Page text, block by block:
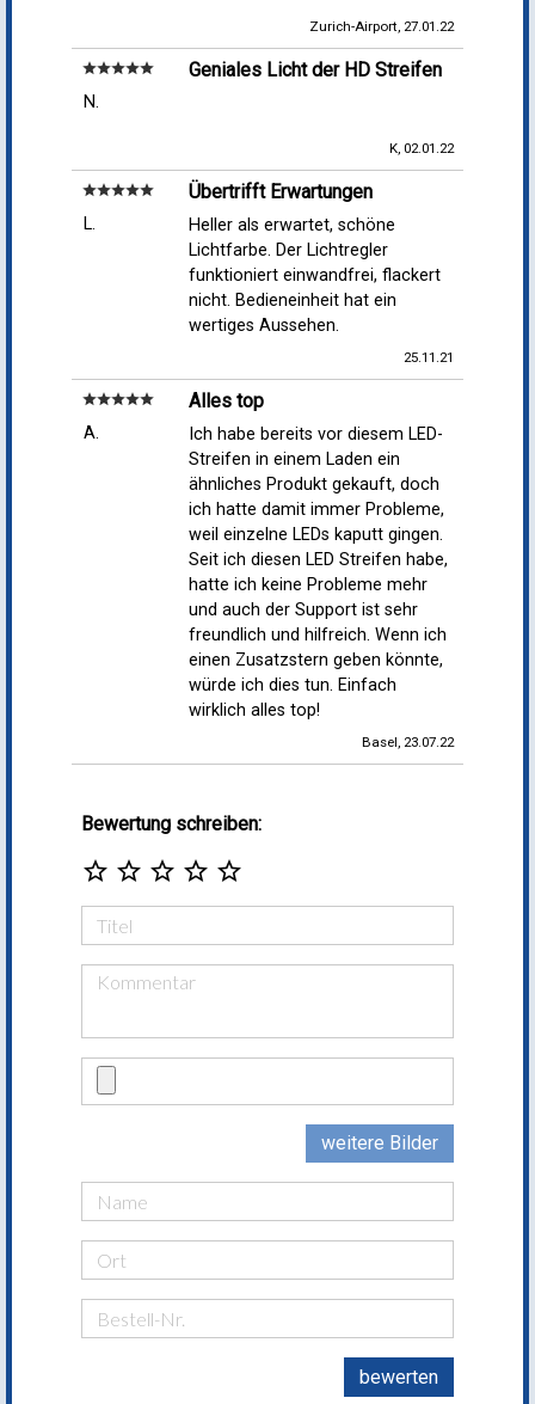
Zurich-Airport, 27.01.22
starstarstarstarstar
N.
Geniales Licht der HD Streifen
K, 02.01.22
starstarstarstarstar
L.
Übertrifft Erwartungen
Heller als erwartet, schöne
Lichtfarbe. Der Lichtregler
funktioniert einwandfrei, flackert
nicht. Bedieneinheit hat ein
wertiges Aussehen.
25.11.21
starstarstarstarstar
A.
Alles top
Ich habe bereits vor diesem LED-
Streifen in einem Laden ein
ähnliches Produkt gekauft, doch
ich hatte damit immer Probleme,
weil einzelne LEDs kaputt gingen.
Seit ich diesen LED Streifen habe,
hatte ich keine Probleme mehr
und auch der Support ist sehr
freundlich und hilfreich. Wenn ich
einen Zusatzstern geben könnte,
würde ich dies tun. Einfach
wirklich alles top!
Basel, 23.07.22
Bewertung schreiben:
star_border star_border star_border star_border star_border
weitere Bilder
bewerten